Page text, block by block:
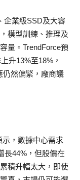
企業級SSD及大容
模型訓練、推理及
量。TrendForce預
升13%至18%，
仍然偏緊，廠商議
，數據中心需求
長44%，但股價在
積升幅太大，即使